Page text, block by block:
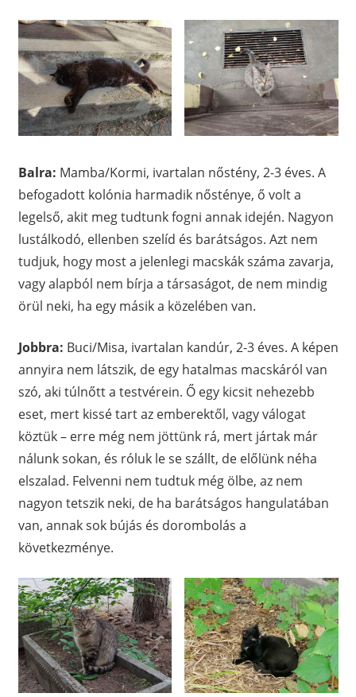
Balra: Mamba/Kormi, ivartalan nőstény, 2-3 éves. A
befogadott kolónia harmadik nősténye, ő volt a
legelső, akit meg tudtunk fogni annak idején. Nagyon
lustálkodó, ellenben szelíd és barátságos. Azt nem
tudjuk, hogy most a jelenlegi macskák száma zavarja,
vagy alapból nem bírja a társaságot, de nem mindig
örül neki, ha egy másik a közelében van.
Jobbra: Buci/Misa, ivartalan kandúr, 2-3 éves. A képen
annyira nem látszik, de egy hatalmas macskáról van
szó, aki túlnőtt a testvérein. Ő egy kicsit nehezebb
eset, mert kissé tart az emberektől, vagy válogat
köztük – erre még nem jöttünk rá, mert jártak már
nálunk sokan, és róluk le se szállt, de előlünk néha
elszalad. Felvenni nem tudtuk még ölbe, az nem
nagyon tetszik neki, de ha barátságos hangulatában
van, annak sok bújás és dorombolás a
következménye.